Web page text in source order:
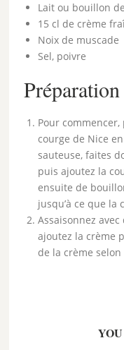
Lait ou bouillon
15 cl de crème
Noix de muscade
Sel, poivre
Préparation
Pour
courge de Nice
sauteuse, faites
puis ajoutez la
ensuite de
jusqu’à ce que la
Assaisonnez
ajoutez la crème
de la crème